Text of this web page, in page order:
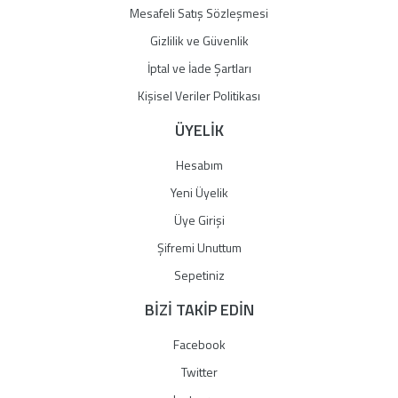
Mesafeli Satış Sözleşmesi
Gizlilik ve Güvenlik
İptal ve İade Şartları
Kişisel Veriler Politikası
ÜYELİK
Hesabım
Yeni Üyelik
Üye Girişi
Şifremi Unuttum
Sepetiniz
BİZİ TAKİP EDİN
Facebook
Twitter